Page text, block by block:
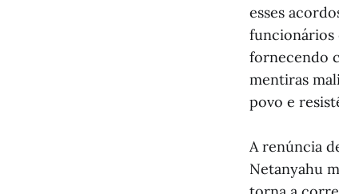
esses
funcionários
fornecendo
mentiras
povo e
A renúncia
Netanyahu